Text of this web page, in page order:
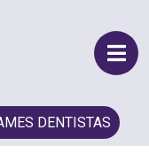
DENTISTAS